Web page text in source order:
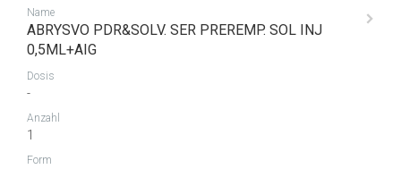
Name
ABRYSVO PDR&SOLV. SER PREREMP. SOL INJ
0,5ML+AIG
Dosis
-
Anzahl
1
Form